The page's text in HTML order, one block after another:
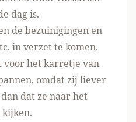
dag is.
de bezuinigingen en
in verzet te komen.
voor het karretje van
omdat zij liever
dat ze naar het